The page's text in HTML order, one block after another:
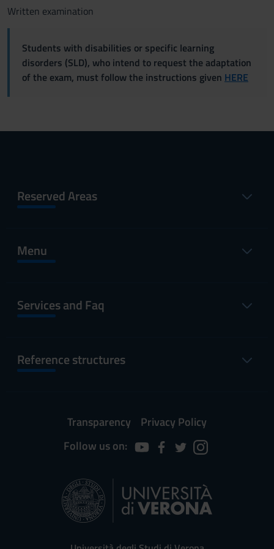
Written examination
Students with disabilities or specific learning
disorders (SLD), who intend to request the adaptation
of the exam, must follow the instructions given HERE
Reserved Areas
Menu
Services and Faq
Reference structures
Transparency
Privacy Policy
Follow us on: